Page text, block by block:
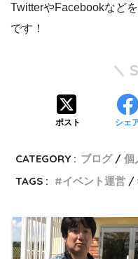
TwitterやFacebookなど
です！
ポスト シェ
CATEGORY : ブログ
個
TAGS :
イベント運営